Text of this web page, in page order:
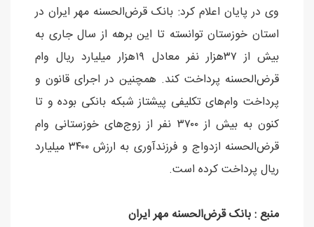
وی در پایان اعلام کرد: بانک قرض‌الحسنه مهر ایران در
استان خوزستان توانسته تا این برهه از سال جاری به
بیش از ۳۷هزار نفر معادل ۱۹هزار میلیارد ریال وام
قرض‌الحسنه پرداخت کند. همچنین در اجرای قانون و
پرداخت وام‌های تکلیفی پیشتاز شبکه بانکی بوده و تا
کنون به بیش از ۳۷۰۰ نفر از زوج‌های خوزستانی وام
قرض‌الحسنه ازدواج و فرزندآوری به ارزش ۳۴۰۰ میلیارد
ریال پرداخت کرده است.
منبع : بانک قرض‌الحسنه مهر ایران